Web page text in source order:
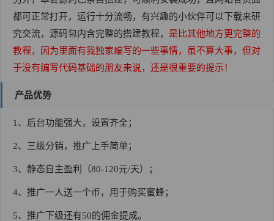
都可正常打开，运行十分流畅，有兴趣的小伙伴可以下载来研
究交流，源码包内含完整的搭建教程， 是比其他地方更完整的
教程，因为里面有我独家编写的一些事情，虽不算大事，但对
于没有编写代码基础的朋友来说，还是很重要的提示！
产品优势
1、后台功能强大，设置齐全；
2、三级分销，推广上手简单；
3、静态自主盈利（80-120元/天）；
4、推广一人送一个币，用于购买蜜蜂；
5、推广下级还有50的佣金提成。